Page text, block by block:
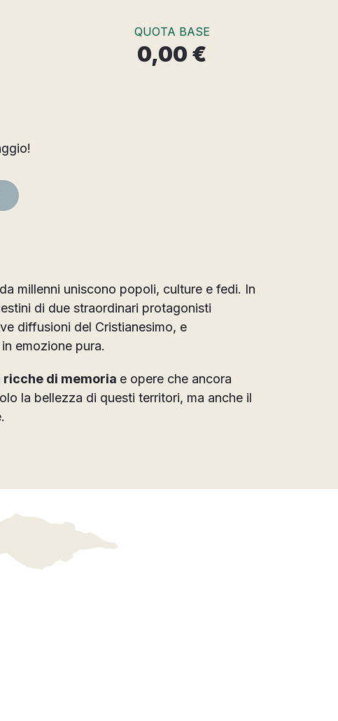
QUOTA BASE
0,00 €
millenni uniscono popoli, culture e fedi. In
di due straordinari protagonisti
diffusioni del Cristianesimo, e
emozione pura.
ricche di memoria e opere che ancora
la bellezza di questi territori, ma anche il